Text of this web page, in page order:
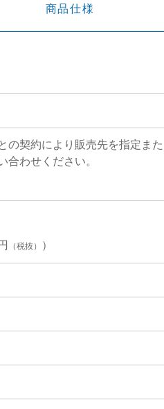
商品仕様
の契約により販売先を指定ま
合わせください。
（税抜） ）